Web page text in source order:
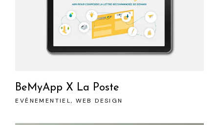
BeMyApp X La Poste
EVÉNEMENTIEL WEB DESIGN